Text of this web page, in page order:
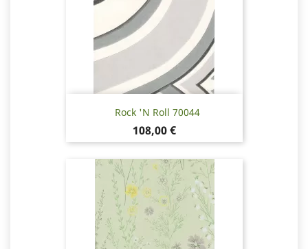
Rock 'N Roll 70044
Hinta
108,00 €